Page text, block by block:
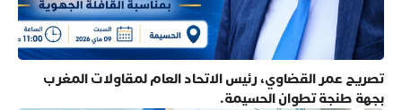
تصريح عمر القضاوي، رئيس الاتحاد العام لمقاولات المغرب
بجهة طنجة تطوان الحسيمة.